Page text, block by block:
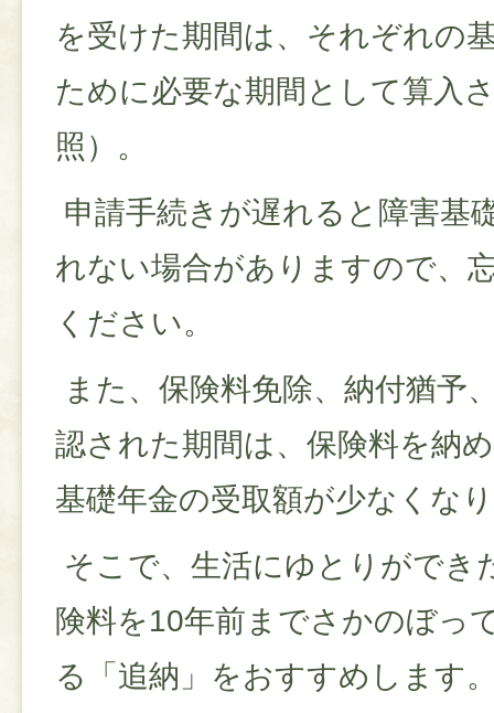
を受けた期間は、それぞれの
ために必要な期間として算入
照）。
申請手続きが遅れると障害基
れない場合がありますので、
ください。
また、保険料免除、納付猶予
認された期間は、保険料を納
基礎年金の受取額が少なくな
そこで、生活にゆとりができ
険料を10年前までさかのぼっ
る「追納」をおすすめします